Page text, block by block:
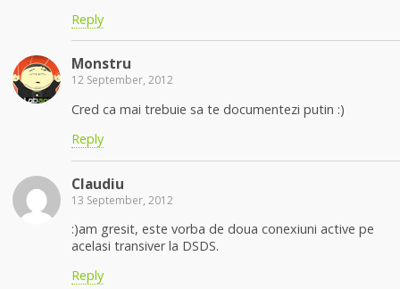
Reply
Monstru
12 September, 2012
Cred ca mai trebuie sa te documentezi putin :)
Reply
Claudiu
13 September, 2012
:)am gresit, este vorba de doua conexiuni active pe
acelasi transiver la DSDS.
Reply